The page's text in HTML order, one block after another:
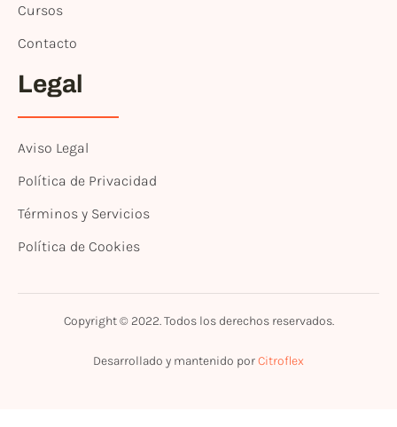
Cursos
Contacto
Legal
Aviso Legal
Política de Privacidad
Términos y Servicios
Política de Cookies
Copyright © 2022. Todos los derechos reservados.
Desarrollado y mantenido porCitroflex